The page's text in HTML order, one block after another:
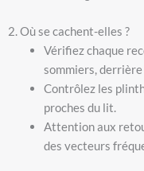
2. Où se cachent-elles ?
Vérifiez chaque
sommiers,
Contrôlez les
proches du lit.
Attention aux
des vecteurs